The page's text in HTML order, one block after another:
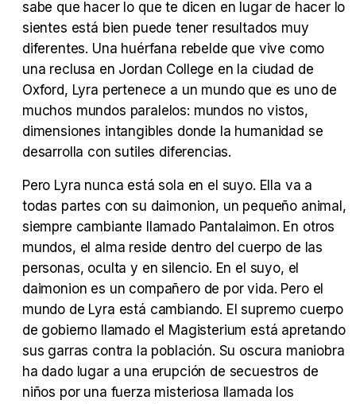
Tráiler 'Do Not Enter' (2026)
sabe que hacer lo que te dicen en lugar de hacer lo
sientes está bien puede tener resultados muy
diferentes. Una huérfana rebelde que vive como
una reclusa en Jordan College en la ciudad de
Oxford, Lyra pertenece a un mundo que es uno de
muchos mundos paralelos: mundos no vistos,
dimensiones intangibles donde la humanidad se
desarrolla con sutiles diferencias.
Pero Lyra nunca está sola en el suyo. Ella va a
todas partes con su daimonion, un pequeño animal,
siempre cambiante llamado Pantalaimon. En otros
mundos, el alma reside dentro del cuerpo de las
personas, oculta y en silencio. En el suyo, el
daimonion es un compañero de por vida. Pero el
mundo de Lyra está cambiando. El supremo cuerpo
de gobierno llamado el Magisterium está apretando
sus garras contra la población. Su oscura maniobra
ha dado lugar a una erupción de secuestros de
niños por una fuerza misteriosa llamada los